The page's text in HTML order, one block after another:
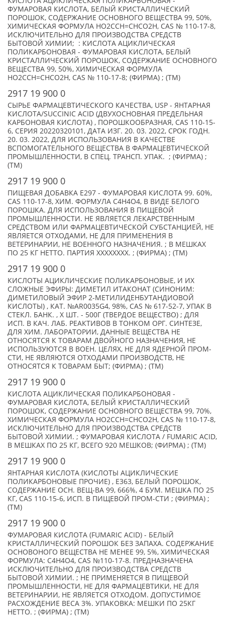
ФУМАРОВАЯ КИСЛОТА, БЕЛЫЙ КРИСТАЛЛИЧЕСКИЙ
ПОРОШОК, СОДЕРЖАНИЕ ОСНОВНОГО ВЕЩЕСТВА 99, 50%,
ХИМИЧЕСКАЯ ФОРМУЛА HO2CCH=CHCO2H, CAS № 110-17-8,
ИСКЛЮЧИТЕЛЬНО ДЛЯ ПРОИЗВОДСТВА СРЕДСТВ
БЫТОВОЙ ХИМИИ; : КИСЛОТА АЦИКЛИЧЕСКАЯ
ПОЛИКАРБОНОВАЯ - ФУМАРОВАЯ КИСЛОТА, БЕЛЫЙ
КРИСТАЛЛИЧЕСКИЙ ПОРОШОК, СОДЕРЖАНИЕ ОСНОВНОГО
ВЕЩЕСТВА 99, 50%, ХИМИЧЕСКАЯ ФОРМУЛА
HO2CCH=CHCO2H, CAS № 110-17-8; (ФИРМА) ; (TM)
2917 19 900 0
СЫРЬЕ ФАРМАЦЕВТИЧЕСКОГО КАЧЕСТВА, USP - ЯНТАРНАЯ
КИСЛОТА/SUCCINIC ACID (ДВУХОСНОВНАЯ ПРЕДЕЛЬНАЯ
КАРБОНОВАЯ КИСЛОТА) , ПОРОШКООБРАЗНАЯ, CAS 110-15-
6, СЕРИЯ 20220320101, ДАТА ИЗГ. 20. 03. 2022, СРОК ГОДН.
20. 03. 2022, ДЛЯ ИСПОЛЬЗОВАНИЯ В КАЧЕСТВЕ
ВСПОМОГАТЕЛЬНОГО ВЕЩЕСТВА В ФАРМАЦЕВТИЧЕСКОЙ
ПРОМЫШЛЕННОСТИ, В СПЕЦ. ТРАНСП. УПАК. ; (ФИРМА) ;
(TM)
2917 19 900 0
ПИЩЕВАЯ ДОБАВКА Е297 - ФУМАРОВАЯ КИСЛОТА 99. 60%,
CAS 110-17-8, ХИМ. ФОРМУЛА C4H4O4, В ВИДЕ БЕЛОГО
ПОРОШКА. ДЛЯ ИСПОЛЬЗОВАНИЯ В ПИЩЕВОЙ
ПРОМЫШЛЕННОСТИ. НЕ ЯВЛЯЕТСЯ ЛЕКАРСТВЕННЫМ
СРЕДСТВОМ ИЛИ ФАРМАЦЕВТИЧЕСКОЙ СУБСТАНЦИЕЙ, НЕ
ЯВЛЯЕТСЯ ОТХОДАМИ, НЕ ДЛЯ ПРИМЕНЕНИЯ В
ВЕТЕРИНАРИИ, НЕ ВОЕННОГО НАЗНАЧЕНИЯ. ; В МЕШКАХ
ПО 25 КГ НЕТТО. ПАРТИЯ XXXXXXXX. ; (ФИРМА) ; (TM)
2917 19 900 0
КИСЛОТЫ АЦИКЛИЧЕСКИЕ ПОЛИКАРБОНОВЫЕ, И ИХ
СЛОЖНЫЕ ЭФИРЫ: ДИМЕТИЛ ИТАКОНАТ (СИНОНИМ:
ДИМЕТИЛОВЫЙ ЭФИР 2-МЕТИЛИДЕНБУТАНДИОВОЙ
КИСЛОТЫ) , КАТ. №AR0035G4, 98%, CAS № 617-52-7, УПАК В
СТЕКЛ. БАНК. , X ШТ. - 500Г (ТВЕРДОЕ ВЕЩЕСТВО) ; ДЛЯ
ИСП. В КАЧ. ЛАБ. РЕАКТИВОВ В ТОНКОМ ОРГ. СИНТЕЗЕ,
ДЛЯ ХИМ. ЛАБОРАТОРИИ, ДАННЫЕ ВЕЩЕСТВА НЕ
ОТНОСЯТСЯ К ТОВАРАМ ДВОЙНОГО НАЗНАЧЕНИЯ, НЕ
ИСПОЛЬЗУЮТСЯ В ВОЕН. ЦЕЛЯХ, НЕ ДЛЯ ЯДЕРНОЙ ПРОМ-
СТИ, НЕ ЯВЛЯЮТСЯ ОТХОДАМИ ПРОИЗВОДСТВ, НЕ
ОТНОСЯТСЯ К ТОВАРАМ БЫТ; (ФИРМА) ; (TM)
2917 19 900 0
КИСЛОТА АЦИКЛИЧЕСКАЯ ПОЛИКАРБОНОВАЯ -
ФУМАРОВАЯ КИСЛОТА, БЕЛЫЙ КРИСТАЛЛИЧЕСКИЙ
ПОРОШОК, СОДЕРЖАНИЕ ОСНОВНОГО ВЕЩЕСТВА 99, 70%,
ХИМИЧЕСКАЯ ФОРМУЛА HO2CCH=CHCO2H, CAS № 110-17-8,
ИСКЛЮЧИТЕЛЬНО ДЛЯ ПРОИЗВОДСТВА СРЕДСТВ
БЫТОВОЙ ХИМИИ. ; ФУМАРОВАЯ КИСЛОТА / FUMARIC ACID,
В МЕШКАХ ПО 25 КГ, ВСЕГО 920 МЕШКОВ; (ФИРМА) ; (TM)
2917 19 900 0
ЯНТАРНАЯ КИСЛОТА (КИСЛОТЫ АЦИКЛИЧЕСКИЕ
ПОЛИКАРБОНОВЫЕ ПРОЧИЕ) , Е363, БЕЛЫЙ ПОРОШОК,
СОДЕРЖАНИЕ ОСН. ВЕЩ-ВА 99, 666%, 4 БУМ. МЕШКА ПО 25
КГ, CAS 110-15-6, ИСП. В ПИЩЕВОЙ ПРОМ-СТИ ; (ФИРМА) ;
(TM)
2917 19 900 0
ФУМАРОВАЯ КИСЛОТА (FUMARIC ACID) - БЕЛЫЙ
КРИСТАЛЛИЧЕСКИЙ ПОРОШОК БЕЗ ЗАПАХА. СОДЕРЖАНИЕ
ОСНОВОНОГО ВЕЩЕСТВА НЕ МЕНЕЕ 99, 5%, ХИМИЧЕСКАЯ
ФОРМУЛА: C4H4O4, CAS №110-17-8. ПРЕДНАЗНАЧЕНА
ИСКЛЮЧИТЕЛЬНО ДЛЯ ПРОИЗВОДСТВА СРЕДСТВ
БЫТОВОЙ ХИМИИ. ; НЕ ПРИМЕНЯЕТСЯ В ПИЩЕВОЙ
ПРОМЫШЛЕННОСТИ, НЕ ДЛЯ ФАРМАЦЕВТИКИ, НЕ ДЛЯ
ВЕТЕРИНАРИИ, НЕ ЯВЛЯЕТСЯ ОТХОДОМ. ДОПУСТИМОЕ
РАСХОЖДЕНИЕ ВЕСА 3%. УПАКОВКА: МЕШКИ ПО 25КГ
НЕТТО. ; (ФИРМА) ; (TM)